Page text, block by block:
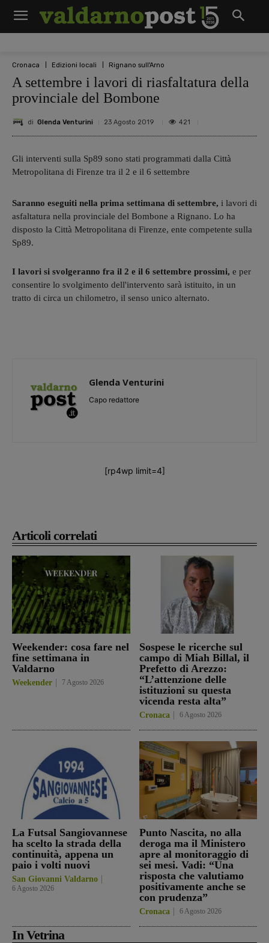
Cronaca Edizioni locali Rignano sull'Arno
A settembre i lavori di riasfaltatura della
provinciale del Bombone
di Glenda Venturini 23 Agosto 2019 421
Articoli correlati
Weekender: cosa fare nel
fine settimana in
Valdarno
Weekender 7 Agosto 2026
Sospese le ricerche sul
campo di Miah Billal, il
Prefetto di Arezzo:
“L’attenzione delle
istituzioni su questa
vicenda resta alta”
Cronaca 6 Agosto 2026
La Futsal Sangiovannese
ha scelto la strada della
continuità, appena un
paio i volti nuovi
San Giovanni Valdarno
6 Agosto 2026
Punto Nascita, no alla
deroga ma il Ministero
apre al monitoraggio di
sei mesi. Vadi: “Una
risposta che valutiamo
positivamente anche se
con prudenza”
Cronaca 6 Agosto 2026
In Vetrina
Gli interventi sulla Sp89 sono stati programmati dalla Città
Metropolitana di Firenze tra il 2 e il 6 settembre
Saranno eseguiti nella prima settimana di settembre, i lavori di
asfaltatura nella provinciale del Bombone a Rignano. Lo ha
disposto la Città Metropolitana di Firenze, ente competente sulla
Sp89.
I lavori si svolgeranno fra il 2 e il 6 settembre prossimi, e per
consentire lo svolgimento dell'intervento sarà istituito, in un
tratto di circa un chilometro, il senso unico alternato.
Glenda Venturini
Capo redattore
[rp4wp limit=4]